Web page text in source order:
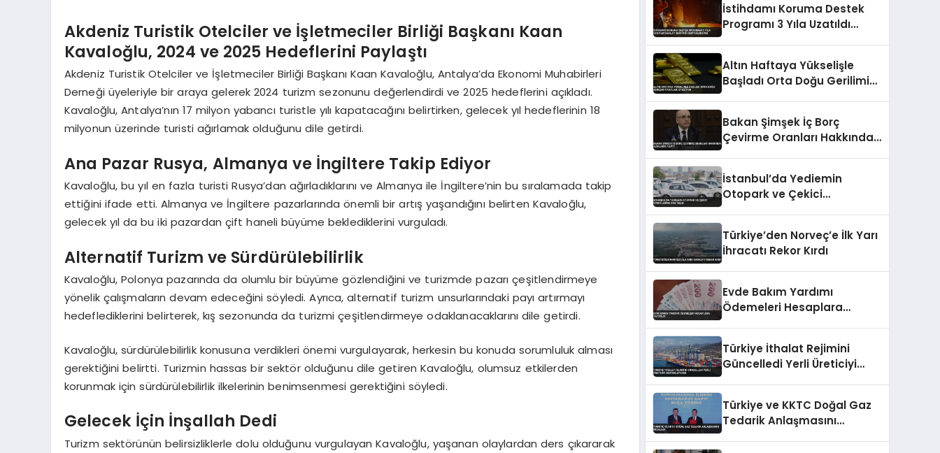
Akdeniz Turistik Otelciler ve İşletmeciler Birliği Başkanı Kaan
Kavaloğlu, 2024 ve 2025 Hedeflerini Paylaştı
Akdeniz Turistik Otelciler ve İşletmeciler Birliği Başkanı Kaan Kavaloğlu, Antalya’da Ekonomi Muhabirleri
Derneği üyeleriyle bir araya gelerek 2024 turizm sezonunu değerlendirdi ve 2025 hedeflerini açıkladı.
Kavaloğlu, Antalya’nın 17 milyon yabancı turistle yılı kapatacağını belirtirken, gelecek yıl hedeflerinin 18
milyonun üzerinde turisti ağırlamak olduğunu dile getirdi.
Ana Pazar Rusya, Almanya ve İngiltere Takip Ediyor
Kavaloğlu, bu yıl en fazla turisti Rusya’dan ağırladıklarını ve Almanya ile İngiltere’nin bu sıralamada takip
ettiğini ifade etti. Almanya ve İngiltere pazarlarında önemli bir artış yaşandığını belirten Kavaloğlu,
gelecek yıl da bu iki pazardan çift haneli büyüme beklediklerini vurguladı.
Alternatif Turizm ve Sürdürülebilirlik
Kavaloğlu, Polonya pazarında da olumlu bir büyüme gözlendiğini ve turizmde pazarı çeşitlendirmeye
yönelik çalışmaların devam edeceğini söyledi. Ayrıca, alternatif turizm unsurlarındaki payı artırmayı
hedeflediklerini belirterek, kış sezonunda da turizmi çeşitlendirmeye odaklanacaklarını dile getirdi.
Kavaloğlu, sürdürülebilirlik konusuna verdikleri önemi vurgulayarak, herkesin bu konuda sorumluluk alması
gerektiğini belirtti. Turizmin hassas bir sektör olduğunu dile getiren Kavaloğlu, olumsuz etkilerden
korunmak için sürdürülebilirlik ilkelerinin benimsenmesi gerektiğini söyledi.
Gelecek İçin İnşallah Dedi
Turizm sektörünün belirsizliklerle dolu olduğunu vurgulayan Kavaloğlu, yaşanan olaylardan ders çıkararak
İstihdamı Koruma Destek
Programı 3 Yıla Uzatıldı
Altın Haftaya Yükselişle
Başladı Orta Doğu Gerilimi
Bakan Şimşek İç Borç
Çevirme Oranları Hakkında
İstanbul’da Yediemin
Otopark ve Çekici
Türkiye’den Norveç’e İlk Yarı
İhracatı Rekor Kırdı
Evde Bakım Yardımı
Ödemeleri Hesaplara
Türkiye İthalat Rejimini
Güncelledi Yerli Üreticiyi
Türkiye ve KKTC Doğal Gaz
Tedarik Anlaşmasını